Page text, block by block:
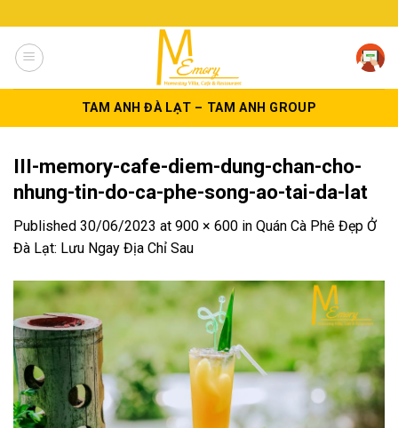
to
content
TAM ANH ĐÀ LẠT – TAM ANH GROUP
III-memory-cafe-diem-dung-chan-cho-
nhung-tin-do-ca-phe-song-ao-tai-da-lat
Published 30/06/2023 at 900 × 600 in Quán Cà Phê Đẹp Ở
Đà Lạt: Lưu Ngay Địa Chỉ Sau